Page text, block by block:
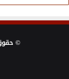
© حقوق النشر